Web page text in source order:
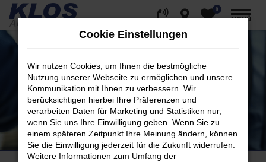
Zum
springen
0
MENÜ
Autoankauf
Klos bewertet Ihr Auto
Cookie Einstellungen
Wir nutzen Cookies, um Ihnen die bestmögliche
Nutzung unserer Webseite zu ermöglichen und unsere
Kommunikation mit Ihnen zu verbessern. Wir
berücksichtigen hierbei Ihre Präferenzen und
verarbeiten Daten für Marketing und Statistiken nur,
wenn Sie uns Ihre Einwilligung geben. Wenn Sie zu
einem späteren Zeitpunkt Ihre Meinung ändern, können
Sie die Einwilligung jederzeit für die Zukunft widerrufen.
Weitere Informationen zum Umfang der